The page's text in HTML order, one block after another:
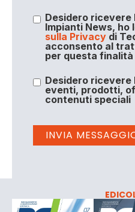
Desidero
Impianti News, ho
sulla Privacydi
acconsento al
per questa finalità
Desidero ricevere
eventi, prodotti,
contenuti speciali